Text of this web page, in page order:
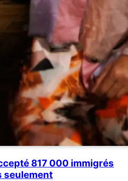
817 000 immigrés
seulement